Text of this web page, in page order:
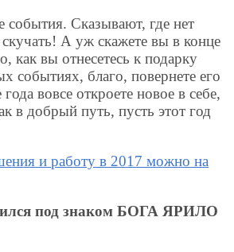
Сказывают, где нет
А уж скажете вы в конце
как вы отнесетесь к подарку
событиях, благо, повернете его
вовсе откроете новое в себе,
в добрый путь, пусть этот год
и работу в 2017 можно на
под знаком БОГА ЯРИЛО